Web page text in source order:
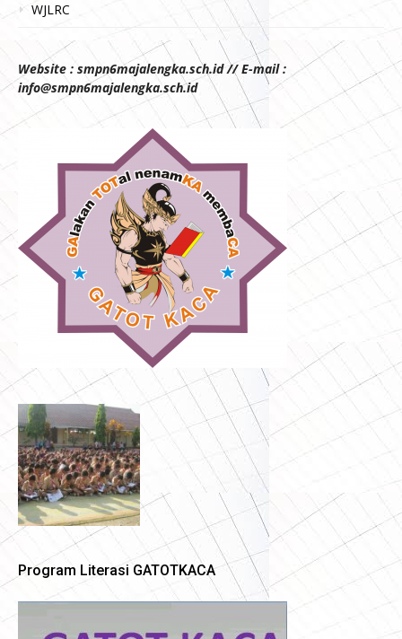
WJLRC
Website : smpn6majalengka.sch.id // E-mail :
info@smpn6majalengka.sch.id
Program Literasi GATOTKACA